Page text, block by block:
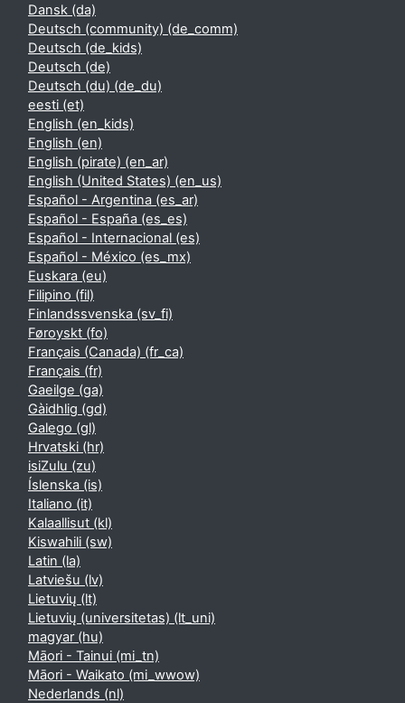
Dansk ‎(da)‎
Deutsch (community) ‎(de_comm)‎
Deutsch ‎(de_kids)‎
Deutsch ‎(de)‎
Deutsch (du) ‎(de_du)‎
eesti ‎(et)‎
English ‎(en_kids)‎
English ‎(en)‎
English (pirate) ‎(en_ar)‎
English (United States) ‎(en_us)‎
Español - Argentina ‎(es_ar)‎
Español - España ‎(es_es)‎
Español - Internacional ‎(es)‎
Español - México ‎(es_mx)‎
Euskara ‎(eu)‎
Filipino ‎(fil)‎
Finlandssvenska ‎(sv_fi)‎
Føroyskt ‎(fo)‎
Français (Canada) ‎(fr_ca)‎
Français ‎(fr)‎
Gaeilge ‎(ga)‎
Gàidhlig ‎(gd)‎
Galego ‎(gl)‎
Hrvatski ‎(hr)‎
isiZulu ‎(zu)‎
Íslenska ‎(is)‎
Italiano ‎(it)‎
Kalaallisut ‎(kl)‎
Kiswahili ‎(sw)‎
Latin ‎(la)‎
Latviešu ‎(lv)‎
Lietuvių ‎(lt)‎
Lietuvių (universitetas) ‎(lt_uni)‎
magyar ‎(hu)‎
Māori - Tainui ‎(mi_tn)‎
Māori - Waikato ‎(mi_wwow)‎
Nederlands ‎(nl)‎